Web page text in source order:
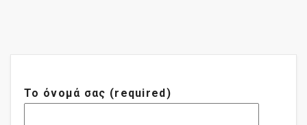
Το όνομά σας (required)